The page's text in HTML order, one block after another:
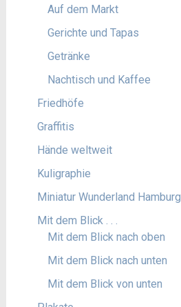
Auf dem Markt
Gerichte und Tapas
Getränke
Nachtisch und Kaffee
Friedhöfe
Graffitis
Hände weltweit
Kuligraphie
Miniatur Wunderland Hamburg
Mit dem Blick . . .
Mit dem Blick nach oben
Mit dem Blick nach unten
Mit dem Blick von unten